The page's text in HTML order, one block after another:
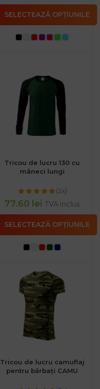
SELECTEAZĂ OPȚIUNILE
Tricou de lucru 130 cu
mâneci lungi
(2x)
77.60 lei TVA inclus
SELECTEAZĂ OPȚIUNILE
Tricou de lucru camuflaj
pentru bărbați CAMU